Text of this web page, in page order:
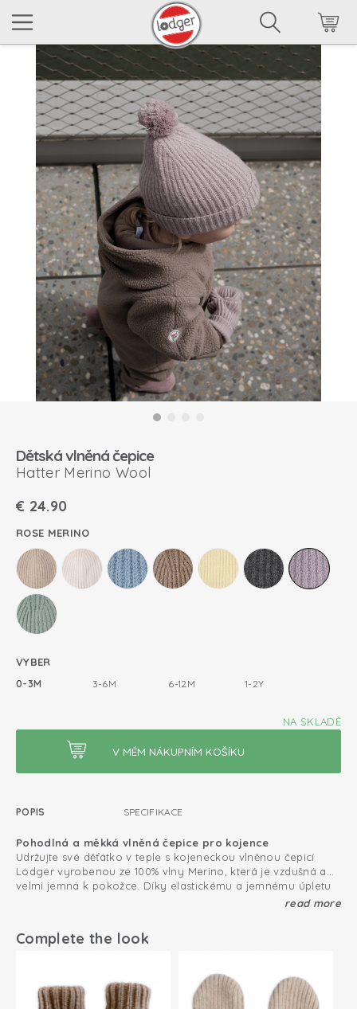
Dětská vlněná čepice
Hatter Merino Wool
€ 24.90
ROSE MERINO
VYBER
0-3M 3-6M 6-12M 1-2Y
NA SKLADĚ
POPIS SPECIFIKACE
Pohodlná a měkká vlněná čepice pro kojence
Udržujte své děťátko v teple s kojeneckou vlněnou čepicí
Lodger vyrobenou ze 100% vlny Merino, která je vzdušná a
velmi jemná k pokožce. Díky elastickému a jemnému úpletu
čepice na hlavičce dítěte dobře sedí a módní žebrování
čepici s vlněnými palčáky a bačkůrkami z merino vlny.
Samočistící schopnost
read more
Complete the look